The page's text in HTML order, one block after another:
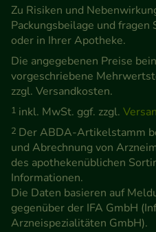
Informationen über die
unserer Website
unsere Website weiter für
den Inhalt auf unserer
Werbung auf Drittseiten
zu gestalten. Bitte
teilweise an Dritte wie
Medien übertragen
Zu Risiken und
Packungsbeilage und
oder in Ihrer Apotheke.
Die angegebenen Preise
vorgeschriebene
zzgl. Versandkosten.
1 inkl. MwSt. ggf. zzgl.
2 Der ABDA-Artikelstamm
und Abrechnung von
des apothekenüblichen
Informationen.
Die Daten basieren auf
gegenüber der IFA GmbH
Arzneispezialitäten GmbH).